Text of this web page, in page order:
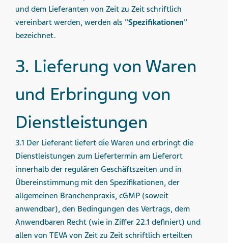
und dem Lieferanten von Zeit zu Zeit schriftlich
vereinbart werden, werden als "Spezifikationen"
bezeichnet.
3. Lieferung von Waren
und Erbringung von
Dienstleistungen
3.1 Der Lieferant liefert die Waren und erbringt die
Dienstleistungen zum Liefertermin am Lieferort
innerhalb der regulären Geschäftszeiten und in
Übereinstimmung mit den Spezifikationen, der
allgemeinen Branchenpraxis, cGMP (soweit
anwendbar), den Bedingungen des Vertrags, dem
Anwendbaren Recht (wie in Ziffer 22.1 definiert) und
allen von TEVA von Zeit zu Zeit schriftlich erteilten